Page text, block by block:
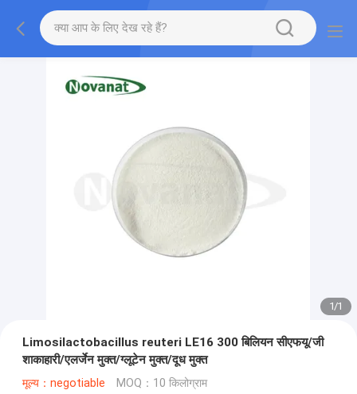
1/1
Limosilactobacillus reuteri LE16 300 बिलियन सीएफयू/जी
शाकाहारी/एलर्जेन मुक्त/ग्लूटेन मुक्त/दूध मुक्त
मूल्य：negotiable MOQ：10 किलोग्राम